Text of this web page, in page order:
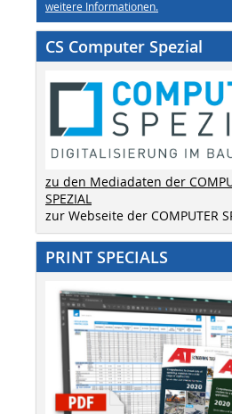
weitere Informationen.
CS Computer Spezial
zu den Mediadaten der
SPEZIAL
zur Webseite der COMPUTER
PRINT SPECIALS